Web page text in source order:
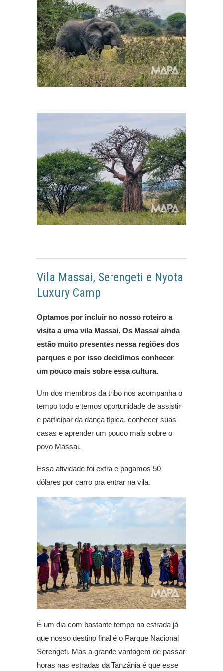
Vila Massai, Serengeti e Nyota
Luxury Camp
Optamos por incluir no nosso roteiro a
visita a uma vila Massai. Os Massai ainda
estão muito presentes nessa regiões dos
parques e por isso decidimos conhecer
um pouco mais sobre essa cultura.
Um dos membros da tribo nos acompanha o
tempo todo e temos oportunidade de assistir
e participar da dança típica, conhecer suas
casas e aprender um pouco mais sobre o
povo Massai.
Essa atividade foi extra e pagamos 50
dólares por carro pra entrar na vila.
É um dia com bastante tempo na estrada já
que nosso destino final é o Parque Nacional
Serengeti. Mas a grande vantagem de passar
horas nas estradas da Tanzânia é que esse